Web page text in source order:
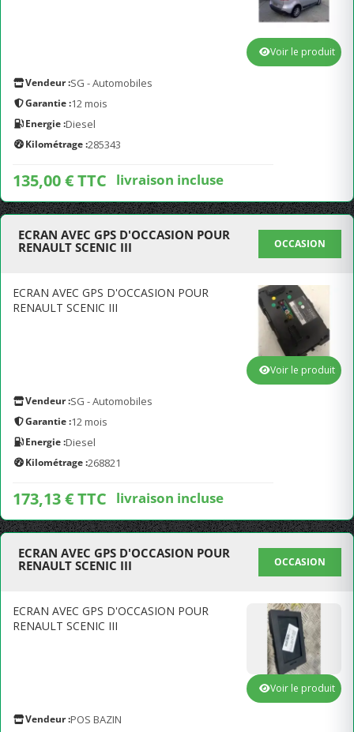
Vendeur :SG - Automobiles
Garantie :12 mois
Energie :Diesel
Kilométrage :285343
135,00 € TTC livraison incluse
Voir le produit
ECRAN AVEC GPS D'OCCASION POUR
RENAULT SCENIC III
OCCASION
ECRAN AVEC GPS D'OCCASION POUR
RENAULT SCENIC III
Vendeur :SG - Automobiles
Garantie :12 mois
Energie :Diesel
Kilométrage :268821
173,13 € TTC livraison incluse
Voir le produit
ECRAN AVEC GPS D'OCCASION POUR
RENAULT SCENIC III
OCCASION
ECRAN AVEC GPS D'OCCASION POUR
RENAULT SCENIC III
Vendeur :POS BAZIN
Voir le produit